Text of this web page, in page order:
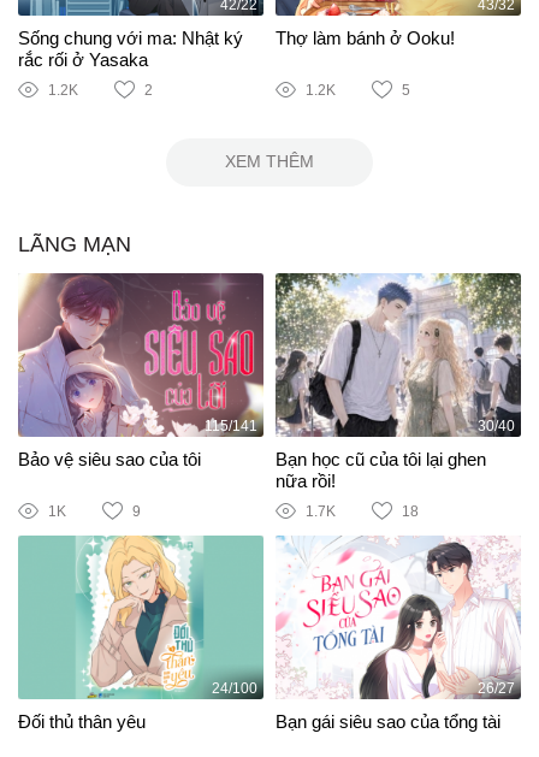
42/22
Sống chung với ma: Nhật ký
rắc rối ở Yasaka
1.2K 2
43/32
Thợ làm bánh ở Ooku!
1.2K 5
XEM THÊM
LÃNG MẠN
115/141
Bảo vệ siêu sao của tôi
1K 9
30/40
Bạn học cũ của tôi lại ghen
nữa rồi!
1.7K 18
24/100
Đối thủ thân yêu
26/27
Bạn gái siêu sao của tổng tài